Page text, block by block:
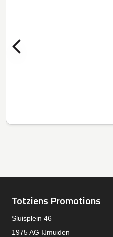
Totziens Promotions
Sluisplein 46
1975 AG IJmuiden